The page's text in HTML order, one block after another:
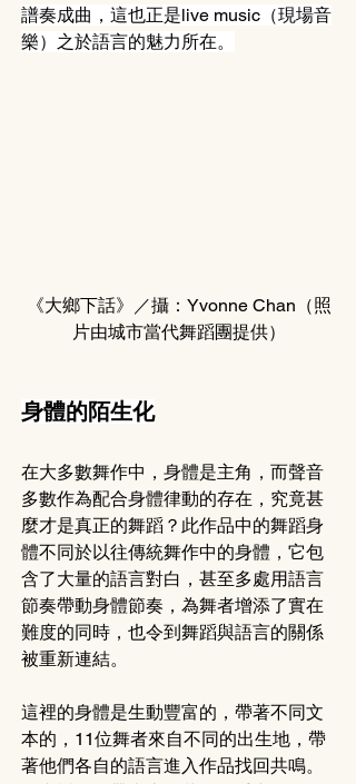
譜奏成曲，這也正是live music（現場音
樂）之於語言的魅力所在。
《大鄉下話》／攝：Yvonne Chan（照
片由城市當代舞蹈團提供）
身體的陌生化
在大多數舞作中，身體是主角，而聲音
多數作為配合身體律動的存在，究竟甚
麼才是真正的舞蹈？此作品中的舞蹈身
體不同於以往傳統舞作中的身體，它包
含了大量的語言對白，甚至多處用語言
節奏帶動身體節奏，為舞者增添了實在
難度的同時，也令到舞蹈與語言的關係
被重新連結。
這裡的身體是生動豐富的，帶著不同文
本的，11位舞者來自不同的出生地，帶
著他們各自的語言進入作品找回共鳴。